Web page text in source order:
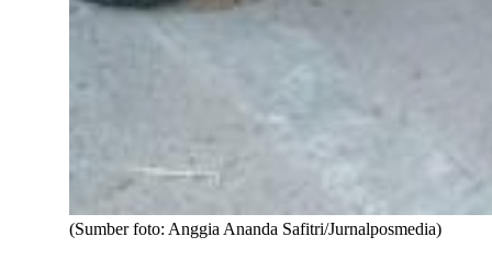
(Sumber foto: Anggia Ananda Safitri/Jurnalposmedia)